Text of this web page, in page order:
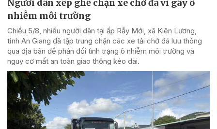
Người dân xếp ghế chặn xe chở đá vì gây ô
nhiễm môi trường
Chiều 5/8, nhiều người dân tại ấp Rẫy Mới, xã Kiên Lương,
tỉnh An Giang đã tập trung chặn các xe tải chở đá lưu thông
qua địa bàn để phản đối tình trạng ô nhiễm môi trường và
nguy cơ mất an toàn giao thông kéo dài.